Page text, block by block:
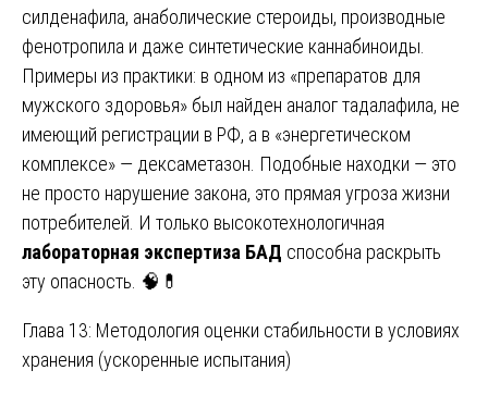
силденафила, анаболические стероиды, производные
фенотропила и даже синтетические каннабиноиды.
Примеры из практики: в одном из «препаратов для
мужского здоровья» был найден аналог тадалафила, не
имеющий регистрации в РФ, а в «энергетическом
комплексе» — дексаметазон. Подобные находки — это
не просто нарушение закона, это прямая угроза жизни
потребителей. И только высокотехнологичная
лабораторная экспертиза БАД способна раскрыть
эту опасность. 🧠💊
Глава 13: Методология оценки стабильности в условиях
хранения (ускоренные испытания)